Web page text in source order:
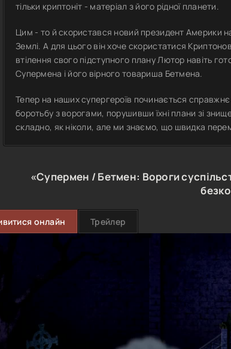
тільки криптоніт - матеріал з його рідної планети.
Цим - то й скористався новий президент Америки
Землі. А для цього він хоче скористатися
втілення свого підступного плану Лютор навіть
Супермена і його вірного товариша Бетмена.
Тепер на наших супергероїв починається
боротьбу з ворогами, порушивши їхні плани зі
складно, як ніколи, але ми знаємо, що швидка
«Супермен / Бетмен: Вороги
онлайн Трейлер